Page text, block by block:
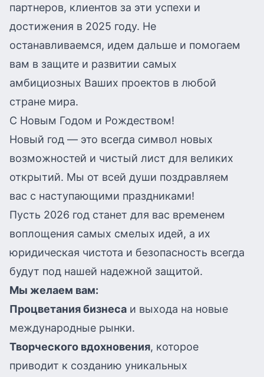
партнеров, клиентов за эти успехи и
достижения в 2025 году. Не
останавливаемся, идем дальше и помогаем
вам в защите и развитии самых
амбициозных Ваших проектов в любой
стране мира.
С Новым Годом и Рождеством!
Новый год — это всегда символ новых
возможностей и чистый лист для великих
открытий. Мы от всей души поздравляем
вас с наступающими праздниками!
Пусть 2026 год станет для вас временем
воплощения самых смелых идей, а их
юридическая чистота и безопасность всегда
будут под нашей надежной защитой.
Мы желаем вам:
Процветания бизнеса и выхода на новые
международные рынки.
Творческого вдохновения, которое
приводит к созданию уникальных